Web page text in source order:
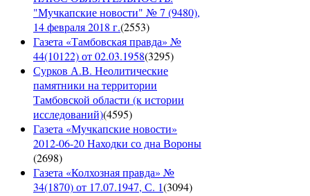
"Мучкапские новости" № 7 (9480),
14 февраля 2018 г.(2553)
Газета «Тамбовская правда» №
44(10122) от 02.03.1958(3295)
Сурков А.В. Неолитические
памятники на территории
Тамбовской области (к истории
исследований)(4595)
Газета «Мучкапские новости»
2012-06-20 Находки со дна Вороны
(2698)
Газета «Колхозная правда» №
34(1870) от 17.07.1947, С. 1(3094)